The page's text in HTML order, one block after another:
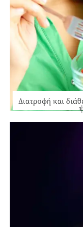
Διατροφή και